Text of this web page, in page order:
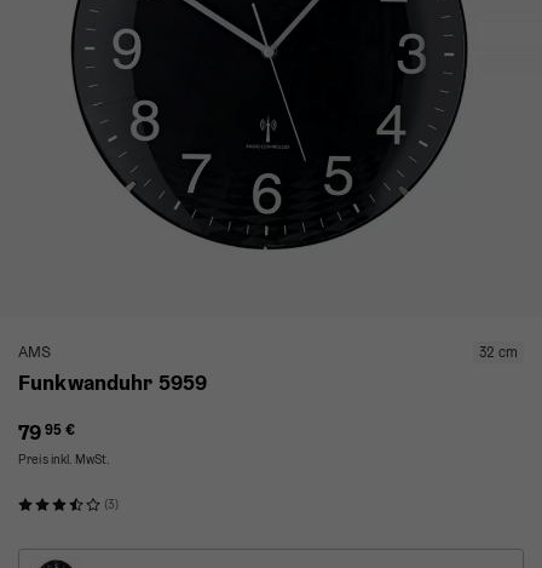
32 cm
AMS
Funkwanduhr 5959
79 95 €
Preis inkl. MwSt.
(3)